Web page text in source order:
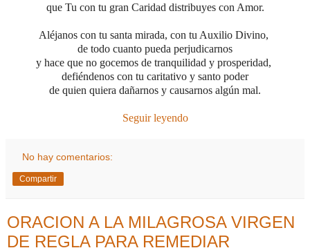
que Tu con tu gran Caridad distribuyes con Amor.
Aléjanos con tu santa mirada, con tu Auxilio Divino,
de todo cuanto pueda perjudicarnos
y hace que no gocemos de tranquilidad y prosperidad,
defiéndenos con tu caritativo y santo poder
de quien quiera dañarnos y causarnos algún mal.
Seguir leyendo
No hay comentarios:
Compartir
ORACION A LA MILAGROSA VIRGEN
DE REGLA PARA REMEDIAR